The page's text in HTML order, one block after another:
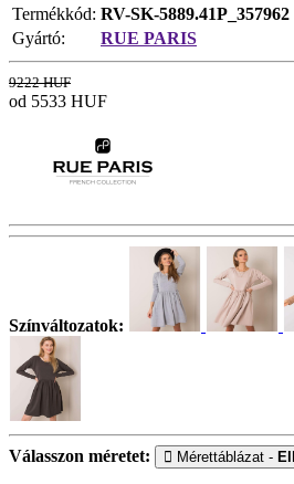
Termékkód: RV-SK-5889.41P_357962
Gyártó:
RUE PARIS
9222 HUF
od 5533 HUF
Színváltozatok:
Válasszon méretet: Mérettáblázat -